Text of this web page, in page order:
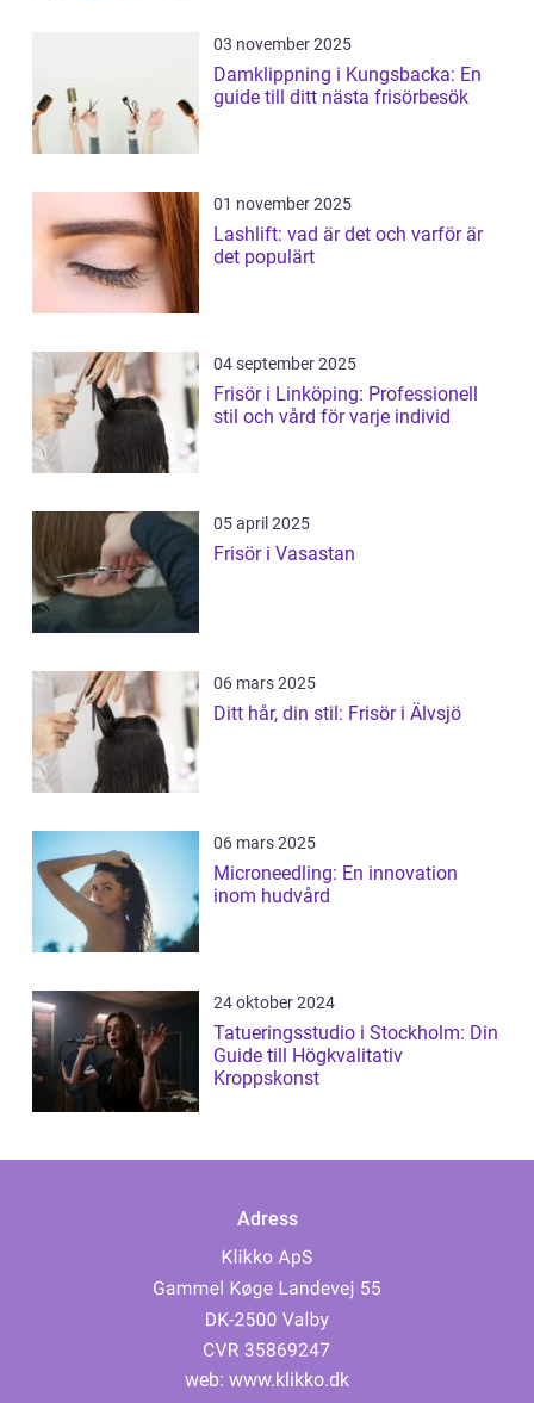
03 november 2025
Damklippning i Kungsbacka: En
guide till ditt nästa frisörbesök
01 november 2025
Lashlift: vad är det och varför är
det populärt
04 september 2025
Frisör i Linköping: Professionell
stil och vård för varje individ
05 april 2025
Frisör i Vasastan
06 mars 2025
Ditt hår, din stil: Frisör i Älvsjö
06 mars 2025
Microneedling: En innovation
inom hudvård
24 oktober 2024
Tatueringsstudio i Stockholm: Din
Guide till Högkvalitativ
Kroppskonst
Adress
web: www.klikko.dk